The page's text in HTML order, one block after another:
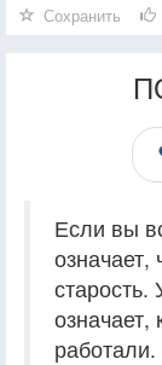
Сохранить
Если вы
означает,
старость.
означает,
работали.